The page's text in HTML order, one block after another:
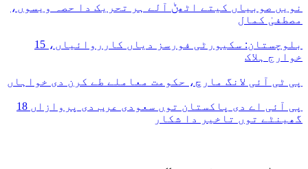
نویں صوبیاں کیتے اٹھݨ آلے ہر تحریک دا حصہ ویسوں،
مصطفیٰ کمال
بلوچستان: سکیورٹی فورسز دیاں کارروائیاں، 15
خوارج ہلاک
پی ٹی آئی لانگ مارچ، حکومت معاملے طے کرن دی خواہاں
پی آئی اے دی پاکستان توں سعودی عرب دی پروازاں 18
گھینٹے توں تاخیر دا شکار